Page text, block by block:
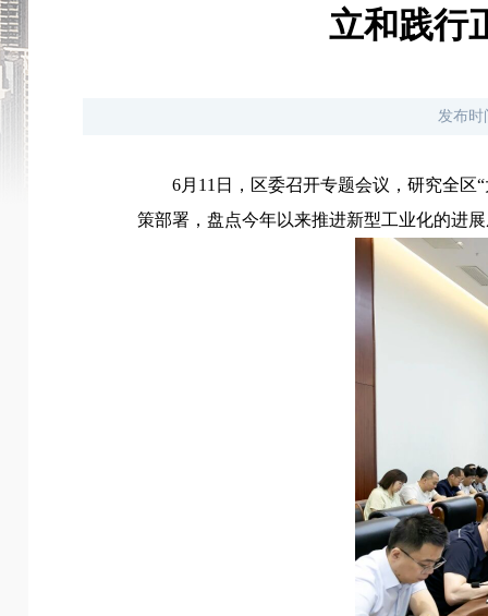
立和践行
发布时
6月11日， 区委召开专题会议， 研究全区
策部署， 盘点今年以来推进新型工业化的进